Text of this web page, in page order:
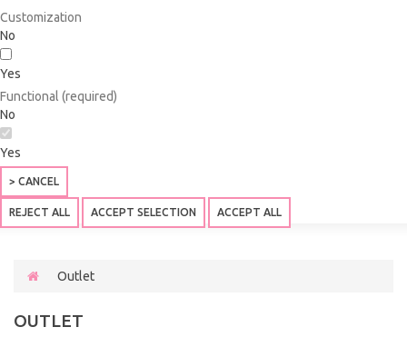
Customization
No
Yes
Functional (required)
No
Yes
> CANCEL
REJECT ALL ACCEPT SELECTION ACCEPT ALL
Outlet
OUTLET